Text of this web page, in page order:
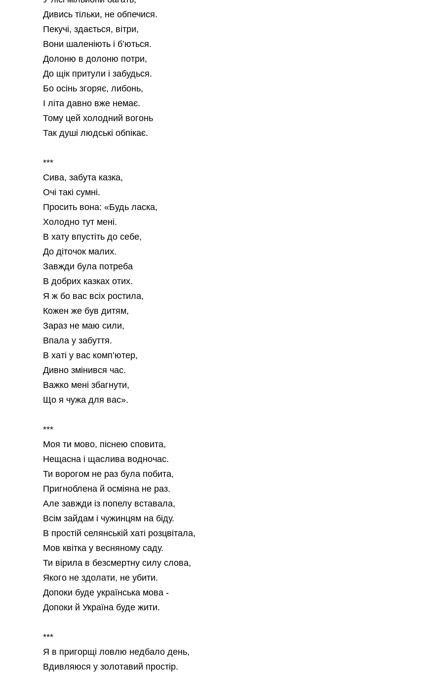
Дивись тільки, не обпечися.
Пекучі, здається, вітри,
Вони шаленіють і б’ються.
Долоню в долоню потри,
До щік притули і забудься.
Бо осінь згоряє, либонь,
І літа давно вже немає.
Тому цей холодний вогонь
Так душі людські обпікає.
***
Сива, забута казка,
Очі такі сумні.
Просить вона: «Будь ласка,
Холодно тут мені.
В хату впустіть до себе,
До діточок малих.
Завжди була потреба
В добрих казках отих.
Я ж бо вас всіх ростила,
Кожен же був дитям,
Зараз не маю сили,
Впала у забуття.
В хаті у вас комп’ютер,
Дивно змінився час.
Важко мені збагнути,
Що я чужа для вас».
***
Моя ти мово, піснею сповита,
Нещасна і щаслива водночас.
Ти ворогом не раз була побита,
Пригноблена й осміяна не раз.
Але завжди із попелу вставала,
Всім зайдам і чужинцям на біду.
В простій селянській хаті розцвітала,
Мов квітка у весняному саду.
Ти вірила в безсмертну силу слова,
Якого не здолати, не убити.
Допоки буде українська мова -
Допоки й Україна буде жити.
***
Я в пригорщі ловлю недбало день,
Вдивляюся у золотавий простір.